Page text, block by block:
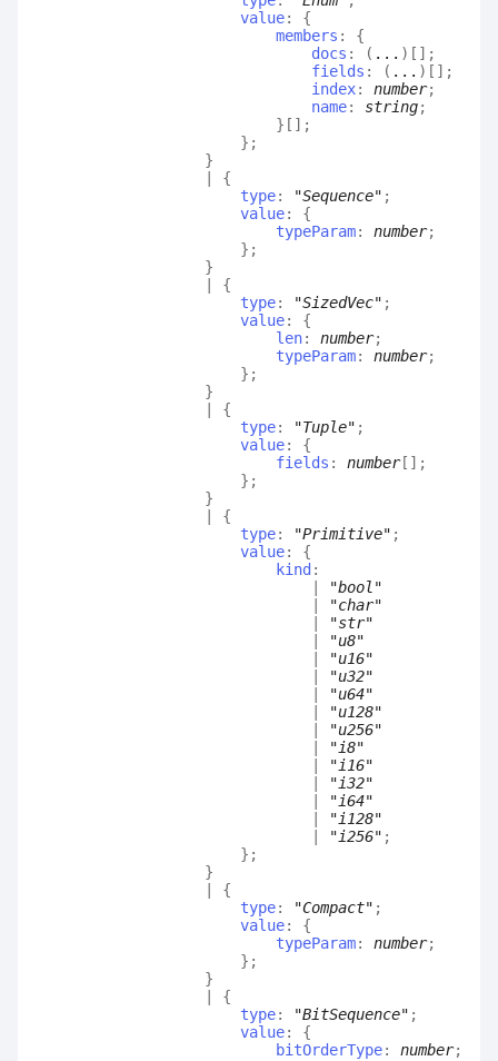
value: {
members : {
docs : ( ... ) [] ;
fields : ( ... ) [] ;
index: number;
name: string;
} [] ;
} ;
}
{
type: "Sequence" ;
value: {
typeParam: number;
} ;
}
{
type: "SizedVec" ;
value: {
len: number;
typeParam: number;
} ;
}
{
type: "Tuple" ;
value: {
fields : number[] ;
} ;
}
{
type: "Primitive" ;
value: {
kind :
"bool"
"char"
"str"
"u8"
"u16"
"u32"
"u64"
"u128"
"u256"
"i8"
"i16"
"i32"
"i64"
"i128"
"i256" ;
} ;
}
{
type: "Compact" ;
value: {
typeParam: number;
} ;
}
{
type: "BitSequence" ;
value: {
bitOrderType: number;